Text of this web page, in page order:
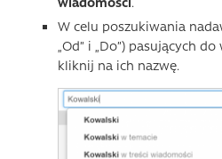
W celu poszukiwania
„Od” i „Do”) pasujących
kliknij na ich nazwę.